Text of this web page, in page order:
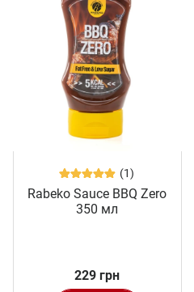
(1)
Rabeko Sauce BBQ Zero
350 мл
229 грн